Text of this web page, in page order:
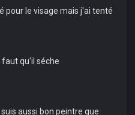
pour le visage mais j'ai tenté
faut qu'il séche
aussi bon peintre que